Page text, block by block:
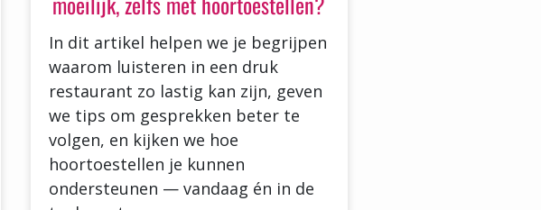
In dit artikel helpen we je begrijpen
waarom luisteren in een druk
restaurant zo lastig kan zijn, geven
we tips om gesprekken beter te
volgen, en kijken we hoe
hoortoestellen je kunnen
ondersteunen — vandaag én in de